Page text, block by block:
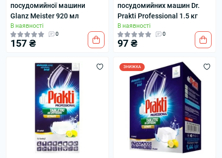
посудомийної машини
Glanz Meister 920 мл
В наявності
0
157 ₴
посудомийних машин Dr.
Prakti Professional 1.5 кг
В наявності
0
97 ₴
ЗНИЖКА